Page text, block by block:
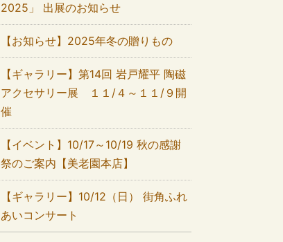
2025」 出展のお知らせ
【お知らせ】2025年冬の贈りもの
【ギャラリー】第14回 岩戸耀平 陶磁
アクセサリー展 １１/４～１１/９開
催
【イベント】10/17～10/19 秋の感謝
祭のご案内【美老園本店】
【ギャラリー】10/12（日） 街角ふれ
あいコンサート